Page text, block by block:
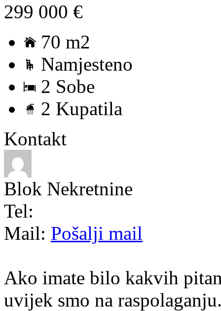
299 000 €
70 m2
Namjesteno
2 Sobe
2 Kupatila
Kontakt
Blok Nekretnine
Tel:
Mail: Pošalji mail
Ako imate bilo kakvih
uvijek smo na